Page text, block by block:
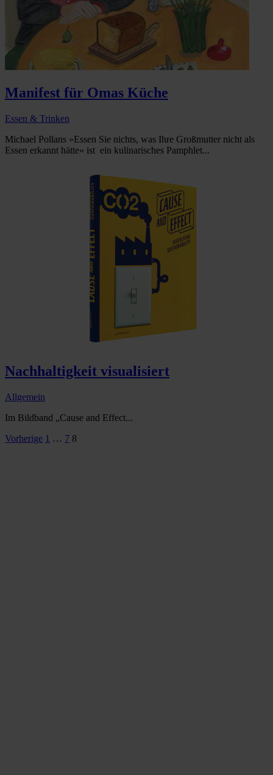
Manifest für Omas Küche
Essen & Trinken
Michael Pollans »Essen Sie nichts, was Ihre Großmutter nicht als
Essen erkannt hätte« ist ein kulinarisches Pamphlet...
Nachhaltigkeit visualisiert
Allgemein
Im Bildband „Cause and Effect...
Seitennummerierung
Vorherige 1 … 7 8